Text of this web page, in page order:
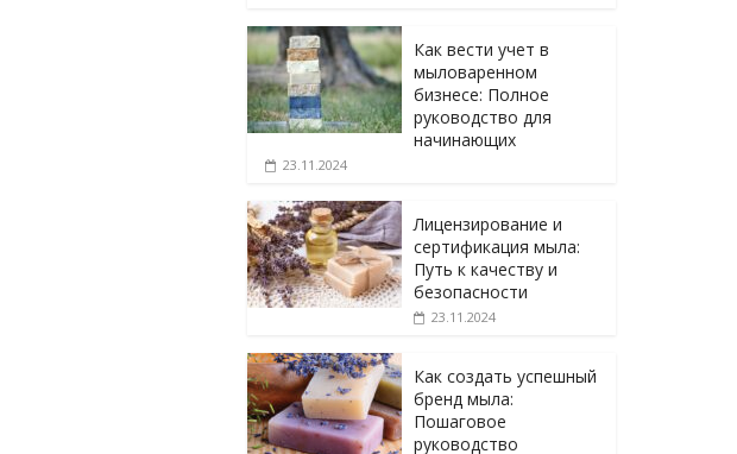
Как вести учет в
мыловаренном
бизнесе: Полное
руководство для
начинающих
23.11.2024
Лицензирование и
сертификация мыла:
Путь к качеству и
безопасности
23.11.2024
Как создать успешный
бренд мыла:
Пошаговое
руководство